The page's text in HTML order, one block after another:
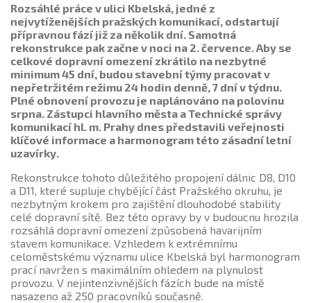
Rozsáhlé práce v ulici Kbelská, jedné z
nejvytíženějších pražských komunikací, odstartují
přípravnou fází již za několik dní. Samotná
rekonstrukce pak začne v noci na 2. července. Aby se
celkové dopravní omezení zkrátilo na nezbytné
minimum 45 dní, budou stavební týmy pracovat v
nepřetržitém režimu 24 hodin denně, 7 dní v týdnu.
Plné obnovení provozu je naplánováno na polovinu
srpna. Zástupci hlavního města a Technické správy
komunikací hl. m. Prahy dnes představili veřejnosti
klíčové informace a harmonogram této zásadní letní
uzavírky.
Rekonstrukce tohoto důležitého propojení dálnic D8, D10
a D11, které supluje chybějící část Pražského okruhu, je
nezbytným krokem pro zajištění dlouhodobé stability
celé dopravní sítě. Bez této opravy by v budoucnu hrozila
rozsáhlá dopravní omezení způsobená havarijním
stavem komunikace. Vzhledem k extrémnímu
celoměstskému významu ulice Kbelská byl harmonogram
prací navržen s maximálním ohledem na plynulost
provozu. V nejintenzivnějších fázích bude na místě
nasazeno až 250 pracovníků současně.